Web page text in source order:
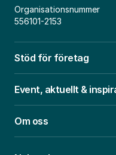
Organisationsnummer
556101-2153
Stöd för företag
Event, aktuellt &
Om oss